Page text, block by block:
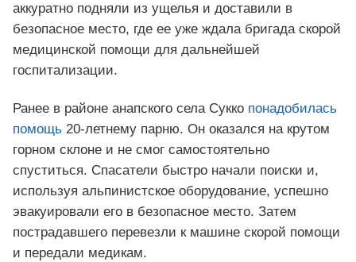
аккуратно подняли из ущелья и доставили в
безопасное место, где ее уже ждала бригада скорой
медицинской помощи для дальнейшей
госпитализации.
Ранее в районе анапского села Сукко понадобилась
помощь 20-летнему парню. Он оказался на крутом
горном склоне и не смог самостоятельно
спуститься. Спасатели быстро начали поиски и,
используя альпинистское оборудование, успешно
эвакуировали его в безопасное место. Затем
пострадавшего перевезли к машине скорой помощи
и передали медикам.